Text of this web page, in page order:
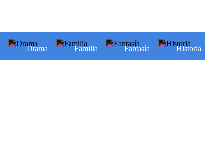
Drama Familia Fantasía Historia